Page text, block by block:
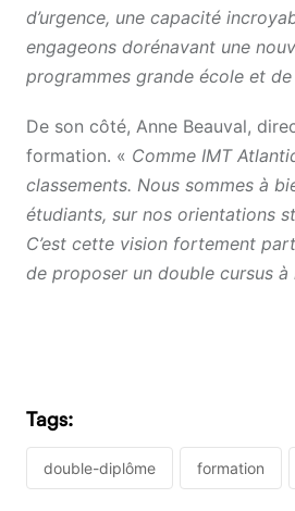
d’urgence, une capacité
engageons dorénavant une
programmes grande école et
De son côté, Anne Beauval,
formation. « Comme IMT
classements. Nous sommes à
étudiants, sur nos orientations
C’est cette vision fortement
de proposer un double cursus à
Tags:
double-diplôme formation